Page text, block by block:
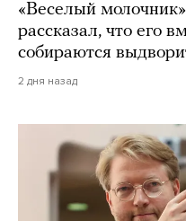
«Веселый
рассказал, что его
собираются
2 дня назад